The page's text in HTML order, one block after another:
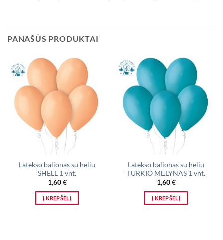
PANAŠŪS PRODUKTAI
Latekso balionas su heliu
SHELL 1 vnt.
1,60€
Į KREPŠELĮ
Latekso balionas su heliu
TURKIO MĖLYNAS 1 vnt.
1,60€
Į KREPŠELĮ